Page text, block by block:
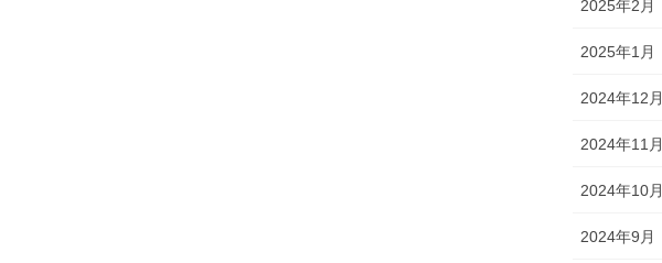
2025年2月
2025年1月
2024年12月
2024年11月
2024年10月
2024年9月